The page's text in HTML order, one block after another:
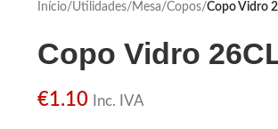
Início/Utilidades/ Mesa/Copos/Copo Vidro
Copo Vidro
€1.10 Inc. IVA